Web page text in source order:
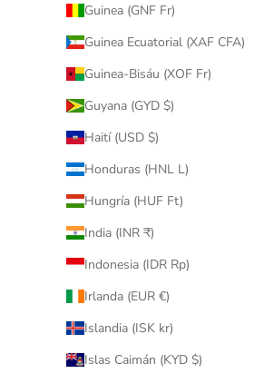
Guinea (GNF Fr)
Guinea Ecuatorial (XAF CFA)
Guinea-Bisáu (XOF Fr)
Guyana (GYD $)
Haití (USD $)
Honduras (HNL L)
Hungría (HUF Ft)
India (INR ₹)
Indonesia (IDR Rp)
Irlanda (EUR €)
Islandia (ISK kr)
Islas Caimán (KYD $)